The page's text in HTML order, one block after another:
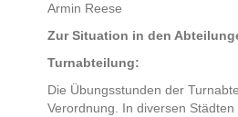
Armin Reese
Zur Situation in den
Turnabteilung:
Die Übungsstunden der
Verordnung. In diversen